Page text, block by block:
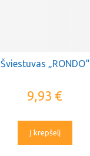
Šviestuvas „RONDO“
9,93 €
Į krepšelį